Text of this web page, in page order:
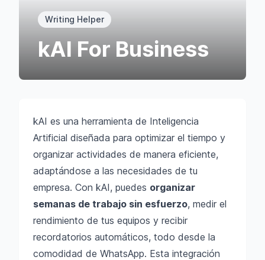
Writing Helper
kAI For Business
kAI es una herramienta de Inteligencia
Artificial diseñada para optimizar el tiempo y
organizar actividades de manera eficiente,
adaptándose a las necesidades de tu
empresa. Con kAI, puedes organizar
semanas de trabajo sin esfuerzo, medir el
rendimiento de tus equipos y recibir
recordatorios automáticos, todo desde la
comodidad de WhatsApp. Esta integración